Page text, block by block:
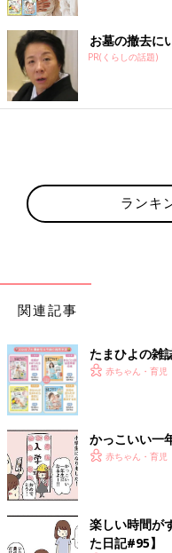
お墓の撤去に
PR(くらしの話題)
ランキ
関連記事
たまひよの雑
赤ちゃん・育児
かっこいい一
赤ちゃん・育児
楽しい時間が
た日記#95】